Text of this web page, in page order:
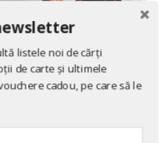
listele noi de cărți
de carte și ultimele
cadou, pe care să le